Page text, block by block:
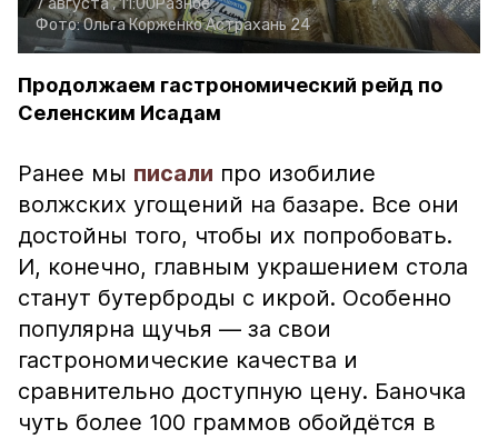
7 августа , 11:00Разное
Фото:Ольга КорженкоАстрахань 24
Продолжаем гастрономический рейд по
Селенским Исадам
Ранее мы писали про изобилие
волжских угощений на базаре. Все они
достойны того, чтобы их попробовать.
И, конечно, главным украшением стола
станут бутерброды с икрой. Особенно
популярна щучья — за свои
гастрономические качества и
сравнительно доступную цену. Баночка
чуть более 100 граммов обойдётся в